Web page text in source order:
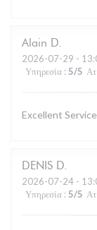
Alain D
2026-07-29 -
Υπηρεσία : 5/5
Excellent
DENIS D
2026-07-24 -
Υπηρεσία : 5/5